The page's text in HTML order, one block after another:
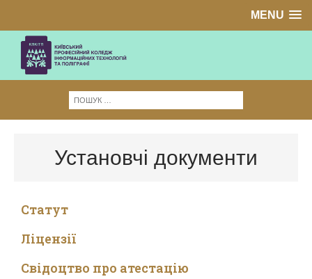
MENU
Установчі документи
Cтатут
Ліцензії
Свідоцтво про атестацію